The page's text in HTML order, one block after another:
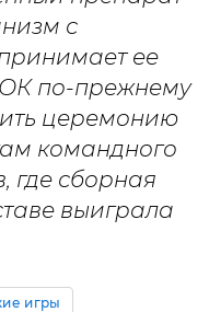
с
ее
по-прежнему
церемонию
командного
где сборная
выиграла
игры